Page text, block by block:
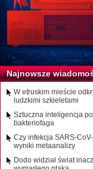
Najnowsze
W etruskim mieście
ludzkimi szkieletami
Sztuczna inteligencja
bakteriofaga
Czy infekcja SARS-
wyniki metaanalizy
Dodo widział świat